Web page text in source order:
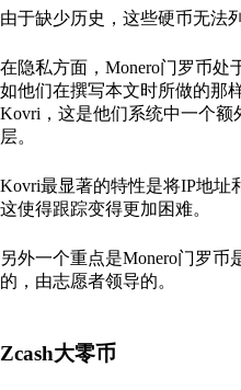
由于缺少历史，这些硬币无法
在隐私方面，Monero门罗币处
如他们在撰写本文时所做的那
Kovri，这是他们系统中一个额
层。
Kovri最显著的特性是将IP地址
这使得跟踪变得更加困难。
另外一个重点是Monero门罗币
的，由志愿者领导的。
Zcash大零币